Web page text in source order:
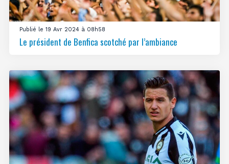
Publié le 19 Avr 2024 à 08h58
Le président de Benfica scotché par l’ambiance